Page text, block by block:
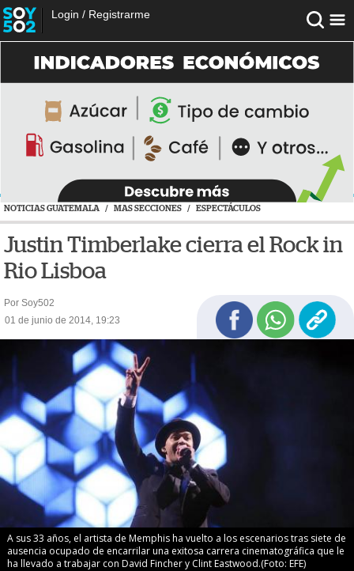
Login / Registrarme
NOTICIAS GUATEMALA / MAS SECCIONES / ESPECTÁCULOS
Justin Timberlake cierra el Rock in
Rio Lisboa
Por Soy502
01 de junio de 2014, 19:23
A sus 33 años, el artista de Memphis ha vuelto a los escenarios tras siete de
ausencia ocupado de encarrilar una exitosa carrera cinematográfica que le
ha llevado a trabajar con David Fincher y Clint Eastwood.(Foto: EFE)